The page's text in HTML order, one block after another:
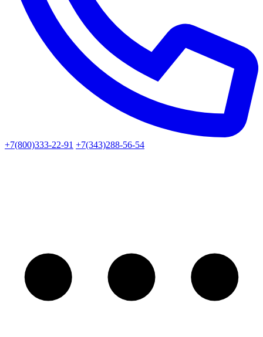
+7(800)333-22-91 +7(343)288-56-54